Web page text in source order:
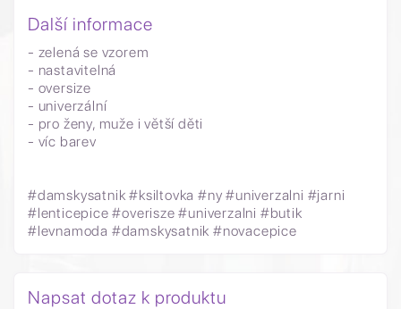
Další informace
- zelená se vzorem
- nastavitelná
- oversize
- univerzální
- pro ženy, muže i větší děti
- víc barev
#damskysatnik #ksiltovka #ny #univerzalni #jarni
#lenticepice #overisze #univerzalni #butik
#levnamoda #damskysatnik #novacepice
Napsat dotaz k produktu